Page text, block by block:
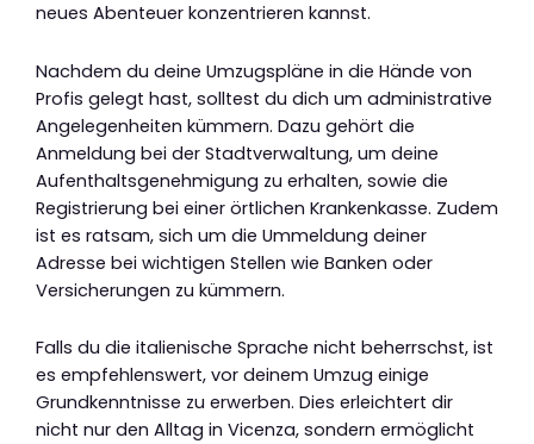
neues Abenteuer konzentrieren kannst.
Nachdem du deine Umzugspläne in die Hände von
Profis gelegt hast, solltest du dich um administrative
Angelegenheiten kümmern. Dazu gehört die
Anmeldung bei der Stadtverwaltung, um deine
Aufenthaltsgenehmigung zu erhalten, sowie die
Registrierung bei einer örtlichen Krankenkasse. Zudem
ist es ratsam, sich um die Ummeldung deiner
Adresse bei wichtigen Stellen wie Banken oder
Versicherungen zu kümmern.
Falls du die italienische Sprache nicht beherrschst, ist
es empfehlenswert, vor deinem Umzug einige
Grundkenntnisse zu erwerben. Dies erleichtert dir
nicht nur den Alltag in Vicenza, sondern ermöglicht